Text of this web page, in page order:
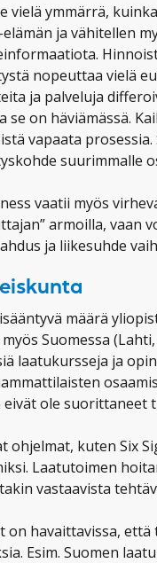
vielä ymmärrä,
elämän ja vähitellen
nopeuttaa vielä
ja palveluja
se on häviämässä.
vapaata
suurimmalle
vaatii myös
armoilla, vaan
ja liikesuhde
määrä
Suomessa
laatukursseja ja
eivät ole suorittaneet
ohjelmat, kuten Six
Laatutoimen
vastaavista
on havaittavissa,
Esim. Suomen